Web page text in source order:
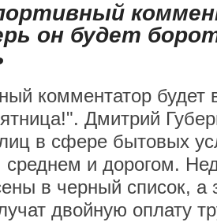
он будет
комментатор будет
Дмитрий
в сфере бытовых
и дорогом.
в черный список, а
двойную оплату